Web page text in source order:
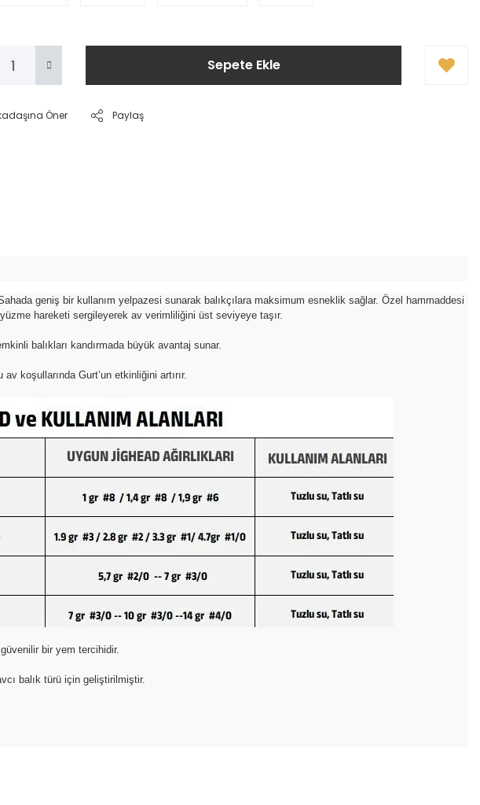
Sepete Ekle
Öner Paylaş
geniş bir kullanım yelpazesi sunarak balıkçılara maksimum esneklik sağlar. Özel hammaddesi
hareketi sergileyerek av verimliliğini üst seviyeye taşır.
balıkları kandırmada büyük avantaj sunar.
koşullarında Gurt’un etkinliğini artırır.
bir yem tercihidir.
balık türü için geliştirilmiştir.